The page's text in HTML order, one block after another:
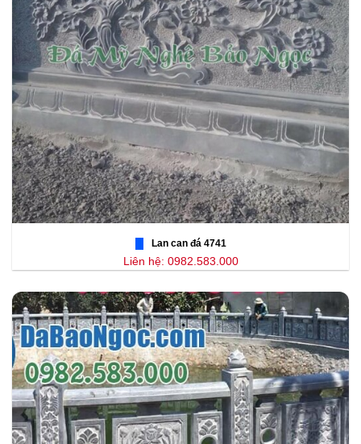
Lan can đá 4741
Liên hệ: 0982.583.000